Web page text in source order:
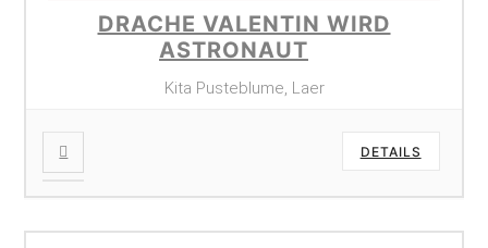
DRACHE VALENTIN WIRD
ASTRONAUT
Kita Pusteblume, Laer
DETAILS